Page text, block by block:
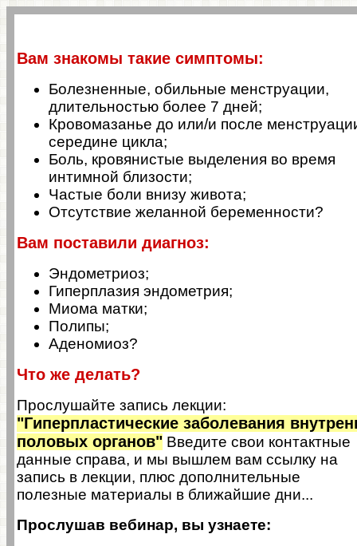
Вам знакомы такие симптомы:
Болезненные, обильные менструации,
длительностью более 7 дней;
Кровомазанье до или/и после
середине цикла;
Боль, кровянистые выделения во время
интимной близости;
Частые боли внизу живота;
Отсутствие желанной беременности?
Вам поставили диагноз:
Эндометриоз;
Гиперплазия эндометрия;
Миома матки;
Полипы;
Аденомиоз?
Что же делать?
Прослушайте запись лекции:
"Гиперпластические заболевания
половых органов" Введите свои контактные
данные справа, и мы вышлем вам ссылку на
запись в лекции, плюс дополнительные
полезные материалы в ближайшие дни...
Прослушав вебинар, вы узнаете: